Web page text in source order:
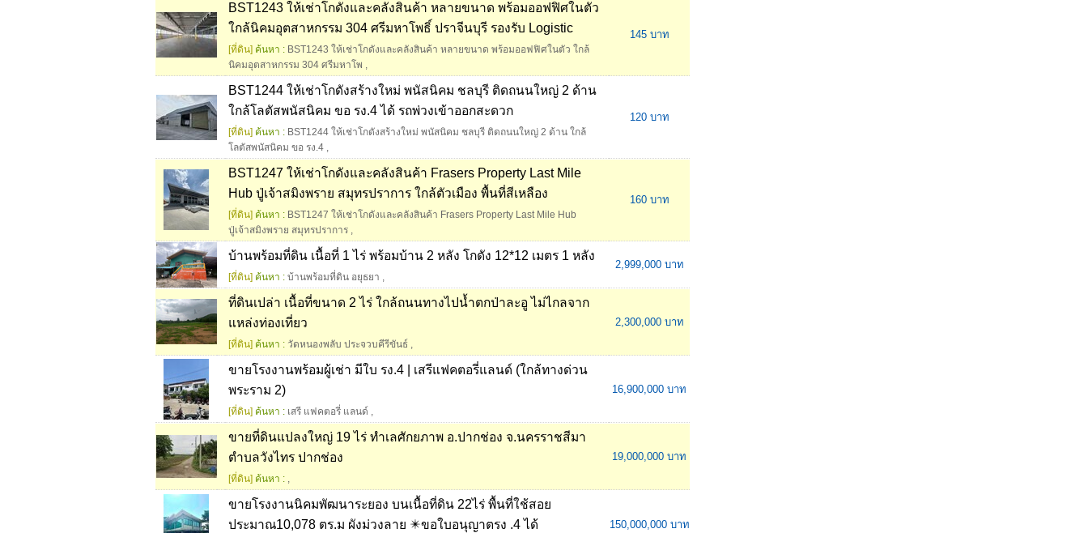
BST1243 ให้เช่าโกดังและคลังสินค้า หลายขนาด พร้อมออฟฟิศในตัว
ใกล้นิคมอุตสาหกรรม 304 ศรีมหาโพธิ์ ปราจีนบุรี รองรับ Logistic
[ที่ดิน] ค้นหา : BST1243 ให้เช่าโกดังและคลังสินค้า หลายขนาด พร้อมออฟฟิศในตัว ใกล้
นิคมอุตสาหกรรม 304 ศรีมหาโพ ,
145 บาท
BST1244 ให้เช่าโกดังสร้างใหม่ พนัสนิคม ชลบุรี ติดถนนใหญ่ 2 ด้าน
ใกล้โลตัสพนัสนิคม ขอ รง.4 ได้ รถพ่วงเข้าออกสะดวก
[ที่ดิน] ค้นหา : BST1244 ให้เช่าโกดังสร้างใหม่ พนัสนิคม ชลบุรี ติดถนนใหญ่ 2 ด้าน ใกล้
โลตัสพนัสนิคม ขอ รง.4 ,
120 บาท
BST1247 ให้เช่าโกดังและคลังสินค้า Frasers Property Last Mile
Hub ปู่เจ้าสมิงพราย สมุทรปราการ ใกล้ตัวเมือง พื้นที่สีเหลือง
[ที่ดิน] ค้นหา : BST1247 ให้เช่าโกดังและคลังสินค้า Frasers Property Last Mile Hub
ปู่เจ้าสมิงพราย สมุทรปราการ ,
160 บาท
บ้านพร้อมที่ดิน เนื้อที่ 1 ไร่ พร้อมบ้าน 2 หลัง โกดัง 12*12 เมตร 1 หลัง
[ที่ดิน] ค้นหา : บ้านพร้อมที่ดิน อยุธยา ,
2,999,000 บาท
ที่ดินเปล่า เนื้อที่ขนาด 2 ไร่ ใกล้ถนนทางไปน้ำตกป่าละอู ไม่ไกลจาก
แหล่งท่องเที่ยว
[ที่ดิน] ค้นหา : วัดหนองพลับ ประจวบคีรีขันธ์ ,
2,300,000 บาท
ขายโรงงานพร้อมผู้เช่า มีใบ รง.4 | เสรีแฟคตอรี่แลนด์ (ใกล้ทางด่วน
พระราม 2)
[ที่ดิน] ค้นหา : เสรี แฟคตอรี่ แลนด์ ,
16,900,000 บาท
ขายที่ดินแปลงใหญ่ 19 ไร่ ทำเลศักยภาพ อ.ปากช่อง จ.นครราชสีมา
ตำบลวังไทร ปากช่อง
[ที่ดิน] ค้นหา : ,
19,000,000 บาท
ขายโรงงานนิคมพัฒนาระยอง บนเนื้อที่ดิน 22ไร่ พื้นที่ใช้สอย
ประมาณ10,078 ตร.ม ผังม่วงลาย ✴️ขอใบอนุญาตรง .4 ได้
150,000,000 บาท